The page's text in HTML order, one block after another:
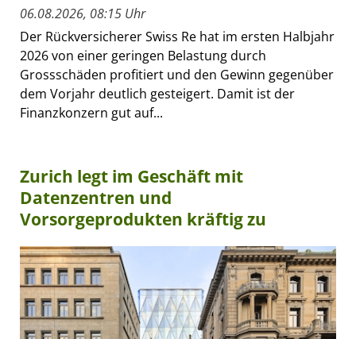
06.08.2026, 08:15 Uhr
Der Rückversicherer Swiss Re hat im ersten Halbjahr
2026 von einer geringen Belastung durch
Grossschäden profitiert und den Gewinn gegenüber
dem Vorjahr deutlich gesteigert. Damit ist der
Finanzkonzern gut auf...
Zurich legt im Geschäft mit
Datenzentren und
Vorsorgeprodukten kräftig zu